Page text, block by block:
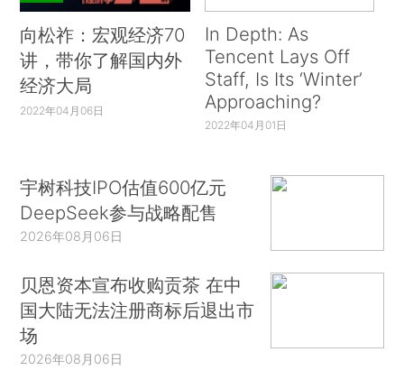
向松祚：宏观经济70
讲，带你了解国内外
经济大局
2022年04月06日
In Depth: As
Tencent Lays Off
Staff, Is Its ‘Winter’
Approaching?
2022年04月01日
宇树科技IPO估值600亿元
DeepSeek参与战略配售
2026年08月06日
贝恩资本宣布收购贡茶 在中
国大陆无法注册商标后退出市
场
2026年08月06日